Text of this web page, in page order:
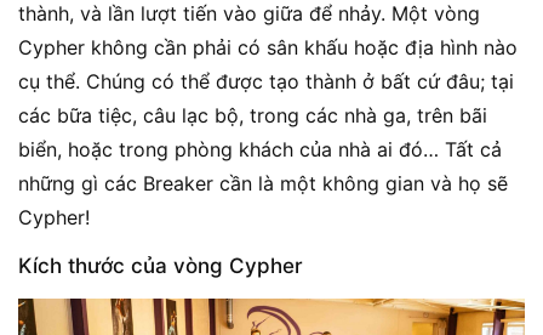
thành, và lần lượt tiến vào giữa để nhảy. Một vòng
Cypher không cần phải có sân khấu hoặc địa hình nào
cụ thể. Chúng có thể được tạo thành ở bất cứ đâu; tại
các bữa tiệc, câu lạc bộ, trong các nhà ga, trên bãi
biển, hoặc trong phòng khách của nhà ai đó… Tất cả
những gì các Breaker cần là một không gian và họ sẽ
Cypher!
Kích thước của vòng Cypher